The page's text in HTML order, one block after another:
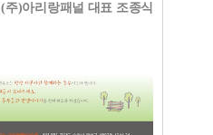
(주)아리랑패널 대표 조종식